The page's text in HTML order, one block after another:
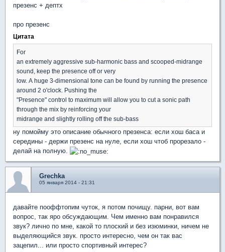
презенс + дептх
про презенс
Цитата
For
an extremely aggressive sub-harmonic bass and scooped-midrange
sound, keep the presence off or very
low. A huge 3-dimensional tone can be found by running the presence
around 2 o'clock. Pushing the
"Presence" control to maximum will allow you to cut a sonic path
through the mix by reinforcing your
midrange and slightly rolling off the sub-bass
ну помойму это описание обычного презенса: если хош баса и
середины - держи презенс на нуле, если хош чтоб прорезало -
делай на полную.
Grechka
05 января 2014 - 21:31
давайте пооффтопим чуток, я потом почищу. парни, вот вам
вопрос, так яро обсуждающим. Чем именно вам понравился
звук? лично по мне, какой то плоский и без изюминки, ничем не
выделяющийся звук. просто интересно, чем он так вас
зацепил... или просто спортивный интерес?